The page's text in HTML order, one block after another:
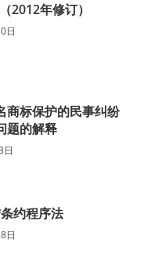
2012年修订）
日
商标保护的民事纠纷
题的解释
日
约程序法
日